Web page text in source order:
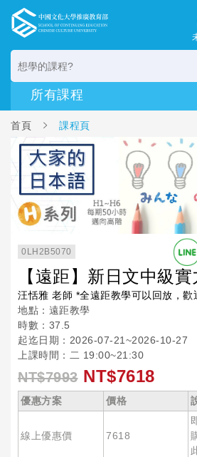
首頁 課程頁
0LH2B5070
【遠距】新日文中級
汪恬雅 老師 *全遠距教學可以回放，歡
地點：遠距教學
時數：37.5
起迄日期：2026-07-21~2026-10-27
上課時間：二 19:00~21:30
NT$7993 NT$7618
優惠方案 價格
線上優惠價 7618